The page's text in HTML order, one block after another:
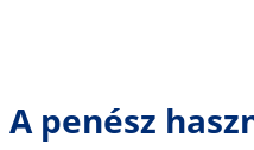
A penész